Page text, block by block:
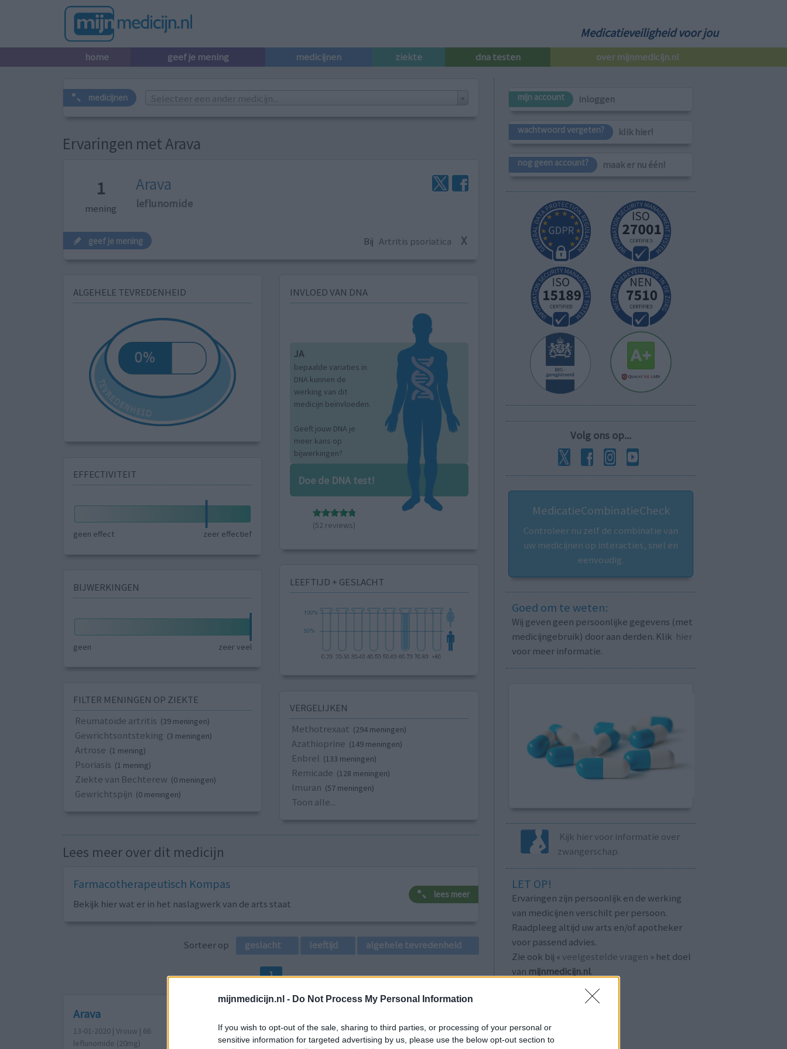
mijnmedicijn.nl - Do Not Process My Personal Information
If you wish to opt-out of the sale, sharing to third parties, or processing of your personal or
sensitive information for targeted advertising by us, please use the below opt-out section to
Medicatieveiligheid voor jou
home geef je mening medicijnen ziekte dna testen over mijnmedicijn.nl
medicijnen Selecteer een ander medicijn...
Ervaringen met Arava
1
mening
Arava
leflunomide
geef je mening Bij Artritis psoriatica X
ALGEHELE TEVREDENHEID
EFFECTIVITEIT
geen effect zeer effectief
BIJWERKINGEN
geen zeer veel
FILTER MENINGEN OP ZIEKTE
Reumatoïde artritis (39 meningen)
Gewrichtsontsteking (3 meningen)
Artrose (1 mening)
Psoriasis (1 mening)
Ziekte van Bechterew (0 meningen)
Gewrichtspijn (0 meningen)
INVLOED VAN DNA
JA
bepaalde variaties in
DNA kunnen de
werking van dit
medicijn beïnvloeden.
Geeft jouw DNA je
meer kans op
bijwerkingen?
Doe de DNA test!
(52 reviews)
LEEFTIJD + GESLACHT
VERGELIJKEN
Methotrexaat (294 meningen)
Azathioprine (149 meningen)
Enbrel (133 meningen)
Remicade (128 meningen)
Imuran (57 meningen)
Toon alle...
Lees meer over dit medicijn
Farmacotherapeutisch Kompas
Bekijk hier wat er in het naslagwerk van de arts staat
lees meer
Sorteer op geslacht leeftijd algehele tevredenheid
1
Arava
13-01-2020 | Vrouw | 66
leflunomide (20mg)
mijn account inloggen
wachtwoord vergeten? klik hier!
nog geen account? maak er nu één!
Volg ons op...
MedicatieCombinatieCheck
Controleer nu zelf de combinatie van
uw medicijnen op interacties, snel en
eenvoudig.
Goed om te weten:
Wij geven geen persoonlijke gegevens (met
medicijngebruik) door aan derden. Klik hier
voor meer informatie.
Kijk hier voor informatie over
zwangerschap.
LET OP!
Ervaringen zijn persoonlijk en de werking
van medicijnen verschilt per persoon.
Raadpleeg altijd uw arts en/of apotheker
voor passend advies.
Zie ook bij « veelgestelde vragen » het doel
van mijnmedicijn.nl.